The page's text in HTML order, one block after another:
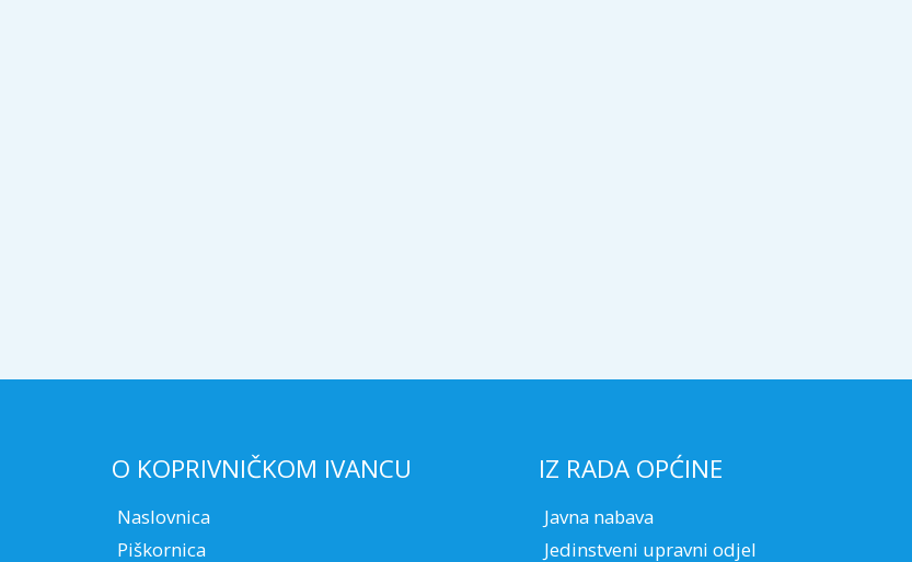
O KOPRIVNIČKOM IVANCU
Naslovnica
Piškornica
IZ RADA OPĆINE
Javna nabava
Jedinstveni upravni odjel